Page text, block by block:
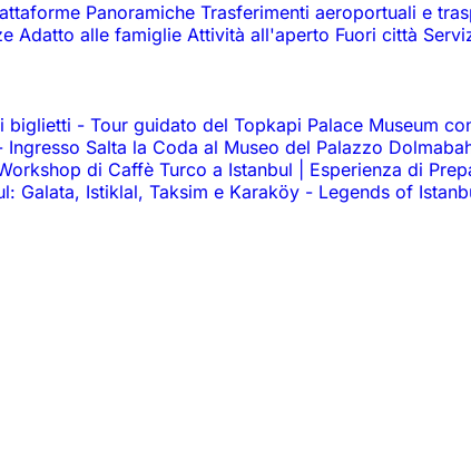
Panoramiche Trasferimenti aeroportuali e
Adatto alle famiglie Attività all'aperto Fuori città
biglietti - Tour guidato del Topkapi Palace Museum
Ingresso Salta la Coda al Museo del Palazzo
di Caffè Turco a Istanbul | Esperienza di
Galata, Istiklal, Taksim e Karaköy - Legends of